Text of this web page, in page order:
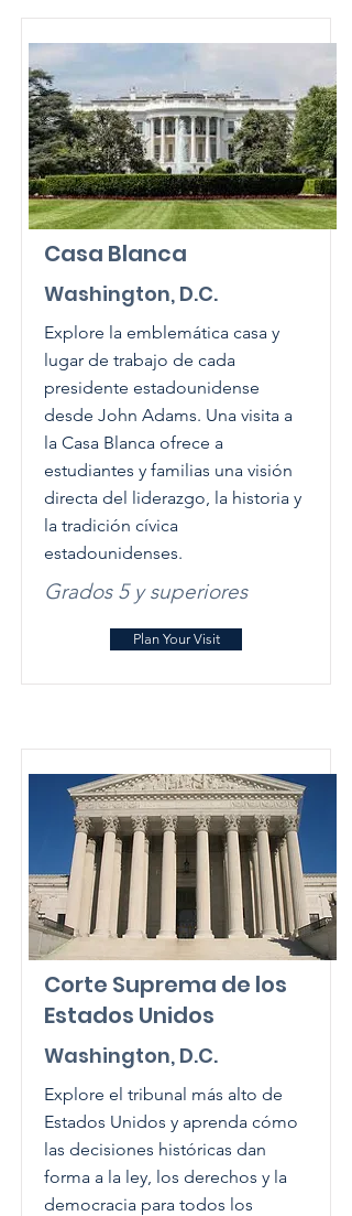
Casa Blanca
Washington, D.C.
Explore la emblemática casa y
lugar de trabajo de cada
presidente estadounidense
desde John Adams. Una visita a
la Casa Blanca ofrece a
estudiantes y familias una visión
directa del liderazgo, la historia y
la tradición cívica
estadounidenses.
Grados 5 y superiores
Plan Your Visit
Corte Suprema de los
Estados Unidos
Washington, D.C.
Explore el tribunal más alto de
Estados Unidos y aprenda cómo
las decisiones históricas dan
forma a la ley, los derechos y la
democracia para todos los